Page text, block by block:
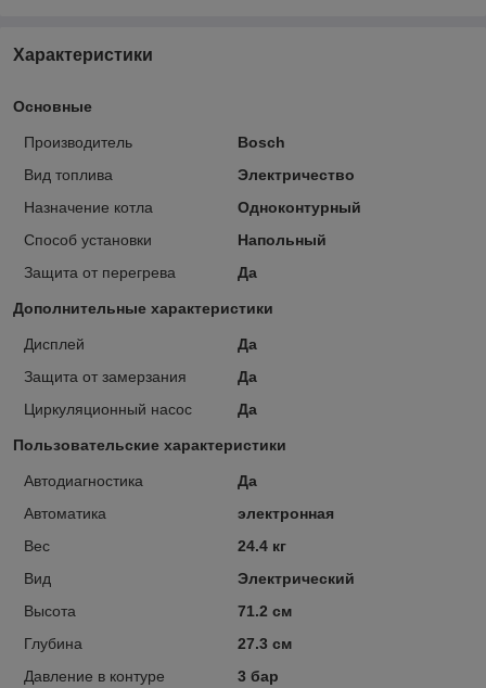
Характеристики
Основные
Производитель
Bosch
Вид топлива
Электричество
Назначение котла
Одноконтурный
Способ установки
Напольный
Защита от перегрева
Да
Дополнительные характеристики
Дисплей
Да
Защита от замерзания
Да
Циркуляционный насос
Да
Пользовательские характеристики
Автодиагностика
Да
Автоматика
электронная
Вес
24.4 кг
Вид
Электрический
Высота
71.2 см
Глубина
27.3 см
Давление в контуре
3 бар